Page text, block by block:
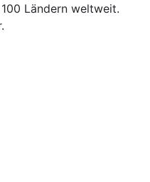
Ländern weltweit.